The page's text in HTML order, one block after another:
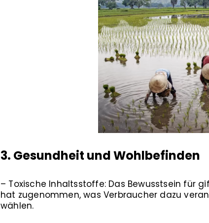
3. Gesundheit und Wohlbefinden
– Toxische Inhaltsstoffe: Das Bewusstsein für
hat zugenommen, was Verbraucher dazu
wählen.